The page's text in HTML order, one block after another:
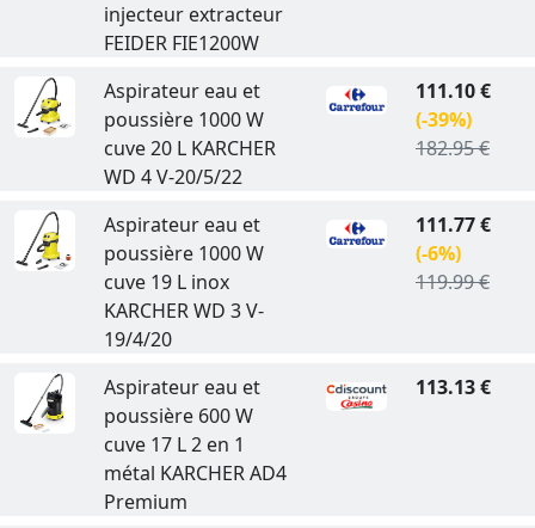
injecteur extracteur
FEIDER FIE1200W
Aspirateur eau et
poussière 1000 W
cuve 20 L KARCHER
WD 4 V-20/5/22
111.10 €
(-39%)
182.95 €
Aspirateur eau et
poussière 1000 W
cuve 19 L inox
KARCHER WD 3 V-
19/4/20
111.77 €
(-6%)
119.99 €
Aspirateur eau et
poussière 600 W
cuve 17 L 2 en 1
métal KARCHER AD4
Premium
113.13 €